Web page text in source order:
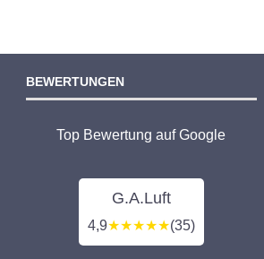
BEWERTUNGEN
Top Bewertung auf Google
G.A.Luft
4,9★★★★★(35)